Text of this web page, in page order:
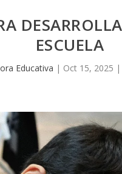
ESCUELA
Educativa | Oct 15, 2025 |